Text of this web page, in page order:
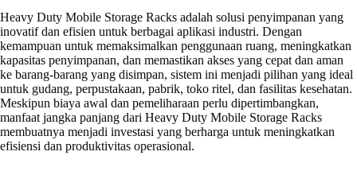
Heavy Duty Mobile Storage Racks adalah solusi penyimpanan yang
inovatif dan efisien untuk berbagai aplikasi industri. Dengan
kemampuan untuk memaksimalkan penggunaan ruang, meningkatkan
kapasitas penyimpanan, dan memastikan akses yang cepat dan aman
ke barang-barang yang disimpan, sistem ini menjadi pilihan yang ideal
untuk gudang, perpustakaan, pabrik, toko ritel, dan fasilitas kesehatan.
Meskipun biaya awal dan pemeliharaan perlu dipertimbangkan,
manfaat jangka panjang dari Heavy Duty Mobile Storage Racks
membuatnya menjadi investasi yang berharga untuk meningkatkan
efisiensi dan produktivitas operasional.